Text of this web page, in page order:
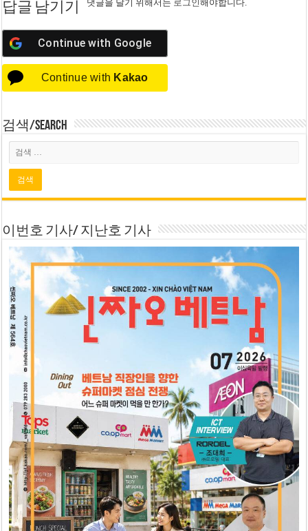
답글 남기기 댓글을 달기 위해서는 로그인해야합니다.
Continue with Google
Continue with Kakao
검색/Search
이번호 기사/ 지난호 기사